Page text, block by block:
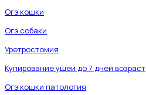
Огэ кошки
Огэ собаки
Уретростомия
Купирование ушей до 7 дней возраст
Огэ кошки патология